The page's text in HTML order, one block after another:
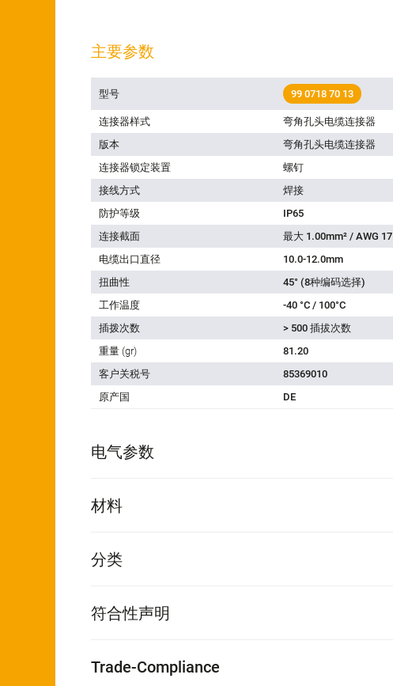
主要参数
型号 99 0718 70 13
连接器样式
弯角孔头电缆连接器
版本
弯角孔头电缆连接器
连接器锁定装置
螺钉
接线方式
焊接
防护等级
IP65
连接截面
最大 1.00mm² / AWG 17
电缆出口直径
10.0-12.0mm
扭曲性
45° (8种编码选择)
工作温度
-40 °C / 100°C
插拨次数
> 500 插拔次数
重量 (gr)
81.20
客户关税号
85369010
原产国
DE
电气参数
材料
分类
符合性声明
Trade-Compliance